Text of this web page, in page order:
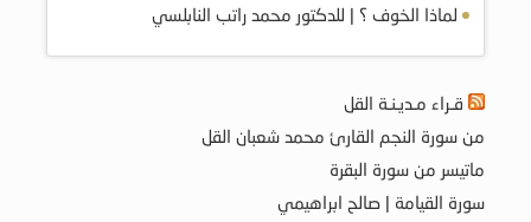
لماذا الخوف ؟ | للدكتور محمد راتب النابلسي
قـراء مـديـنـة القل
من سورة النجم القارئ محمد شعبان القل
ماتيسر من سورة البقرة
سورة القيامة | صالح ابراهيمي